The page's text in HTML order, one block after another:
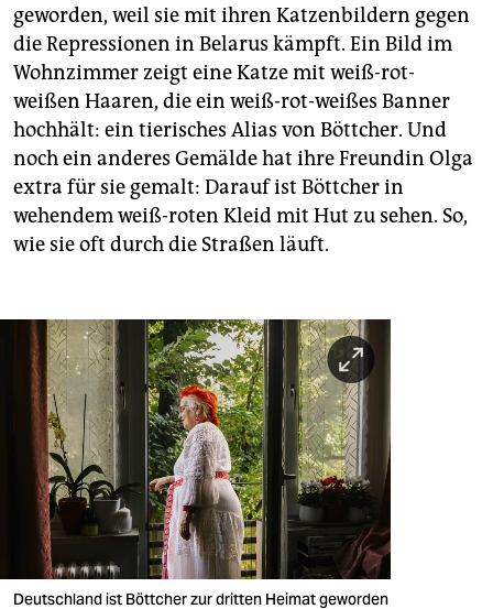
geworden, weil sie mit ihren Katzenbildern gegen
die Repressionen in Belarus kämpft. Ein Bild im
Wohnzimmer zeigt eine Katze mit weiß-rot-
weißen Haaren, die ein weiß-rot-weißes Banner
hochhält: ein tierisches Alias von Böttcher. Und
noch ein anderes Gemälde hat ihre Freundin Olga
extra für sie gemalt: Darauf ist ­Böttcher in
wehendem weiß-roten Kleid mit Hut zu sehen. So,
wie sie oft durch die Straßen läuft.
Deutschland ist Böttcher zur dritten Heimat geworden